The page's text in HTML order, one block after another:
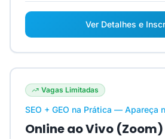
Ver Detalhes e
Vagas Limitadas
SEO + GEO na Prática — Apareça
Online ao Vivo (Zoom)